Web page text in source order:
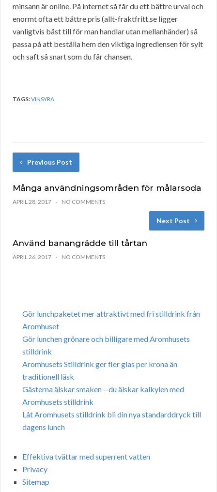
minsann är online. På internet så får du ett bättre urval och
enormt ofta ett bättre pris (allt-fraktfritt.se ligger
vanligtvis bäst till för man handlar utan mellanhänder) så
passa på att beställa hem den viktiga ingrediensen för sylt
och saft så snart som du får chansen.
TAGS:VINSYRA
Previous Post
Många användningsområden för målarsoda
APRIL 28, 2017 NO COMMENTS
Next Post
Använd banangrädde till tårtan
APRIL 26, 2017 NO COMMENTS
Gör lunchpaketet mer attraktivt med fri stilldrink från
Aromhuset
Gör lunchen grönare och billigare med Aromhusets
stilldrink
Aromhusets Stilldrink ger fler glas per krona än
traditionell läsk
Gästerna älskar smaken – du älskar kalkylen med
Aromhusets stilldrink
Låt Aromhusets stilldrink bli din nya standarddryck till
dagens lunch
Effektiva tvättar med superrent vatten
Privacy
Sitemap